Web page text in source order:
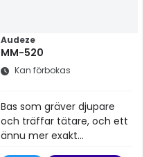
Audeze
MM-520
Kan förbokas
Bas som gräver djupare
och träffar tätare, och ett
ännu mer exakt